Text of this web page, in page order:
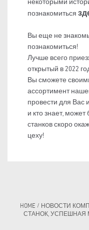
некоторыми
познакомиться
Вы еще не
познакомиться!
Лучше всего
открытый в 2022
Вы сможете
ассортимент
провести для Вас
и кто знает,
станков скоро
цеху!
HOME / НОВОСТИ
СТАНОК, УСПЕШНАЯ